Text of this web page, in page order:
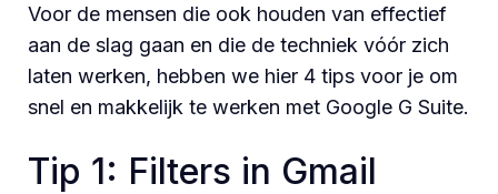
Voor de mensen die ook houden van effectief
aan de slag gaan en die de techniek vóór zich
laten werken, hebben we hier 4 tips voor je om
snel en makkelijk te werken met Google G Suite.
Tip 1: Filters in Gmail